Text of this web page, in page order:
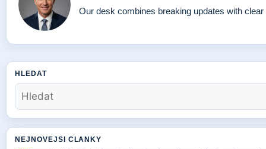
Our desk combines breaking updates with
HLEDAT
NEJNOVEJSI CLANKY